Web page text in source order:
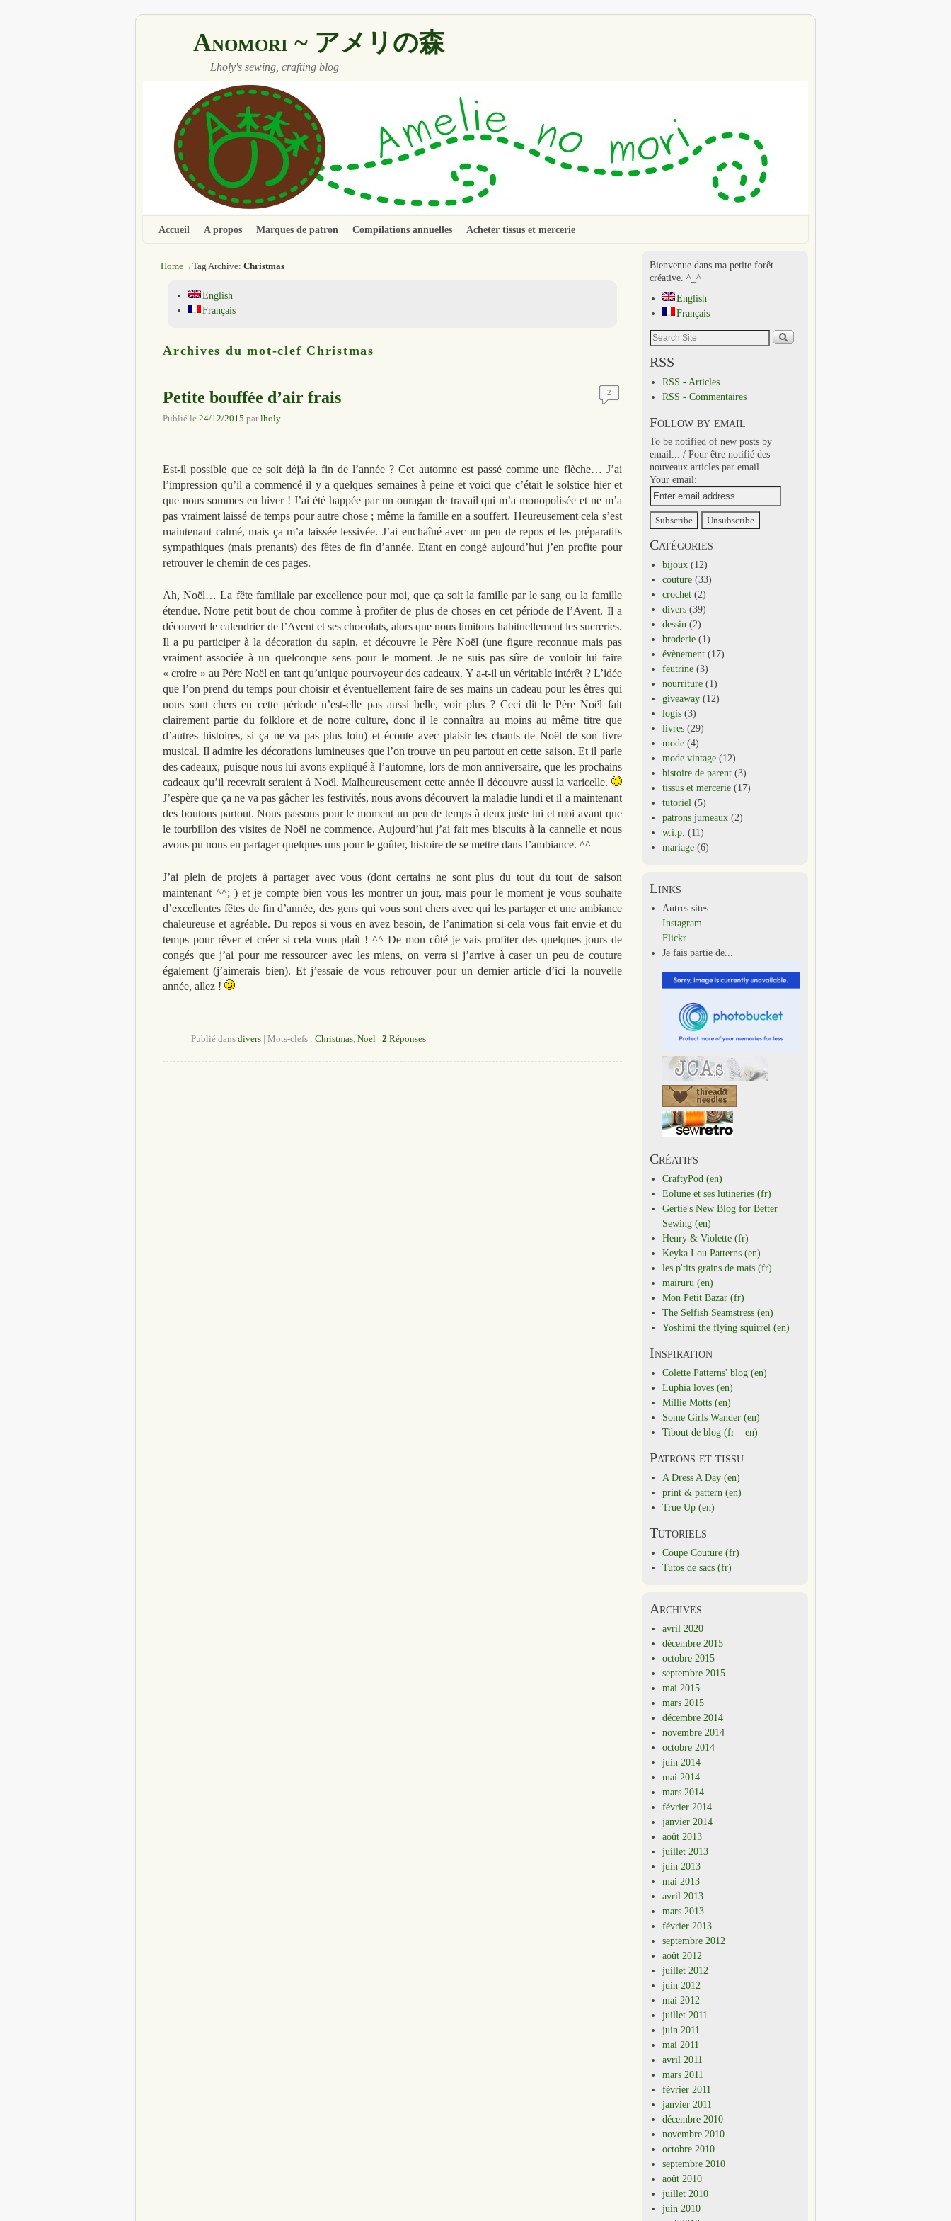
Anomori ~ アメリの森
Lholy's sewing, crafting blog
Aller au contenu principal
Aller au contenu secondaire
Accueil A propos Marques de patron Compilations annuelles Acheter tissus et mercerie
Home→Tag Archive: Christmas
English
Français
Archives du mot-clef Christmas
Petite bouffée d’air frais
Publié le24/12/2015 parlholy
2
Est-il possible que ce soit déjà la fin de l’année ? Cet automne est passé comme une flèche… J’ai
l’impression qu’il a commencé il y a quelques semaines à peine et voici que c’était le solstice hier et
que nous sommes en hiver ! J’ai été happée par un ouragan de travail qui m’a monopolisée et ne m’a
pas vraiment laissé de temps pour autre chose ; même la famille en a souffert. Heureusement cela s’est
maintenant calmé, mais ça m’a laissée lessivée. J’ai enchaîné avec un peu de repos et les préparatifs
sympathiques (mais prenants) des fêtes de fin d’année. Etant en congé aujourd’hui j’en profite pour
retrouver le chemin de ces pages.
Ah, Noël… La fête familiale par excellence pour moi, que ça soit la famille par le sang ou la famille
étendue. Notre petit bout de chou comme à profiter de plus de choses en cet période de l’Avent. Il a
découvert le calendrier de l’Avent et ses chocolats, alors que nous limitons habituellement les sucreries.
Il a pu participer à la décoration du sapin, et découvre le Père Noël (une figure reconnue mais pas
vraiment associée à un quelconque sens pour le moment. Je ne suis pas sûre de vouloir lui faire
« croire » au Père Noël en tant qu’unique pourvoyeur des cadeaux. Y a-t-il un véritable intérêt ? L’idée
que l’on prend du temps pour choisir et éventuellement faire de ses mains un cadeau pour les êtres qui
nous sont chers en cette période n’est-elle pas aussi belle, voir plus ? Ceci dit le Père Noël fait
clairement partie du folklore et de notre culture, donc il le connaîtra au moins au même titre que
d’autres histoires, si ça ne va pas plus loin) et écoute avec plaisir les chants de Noël de son livre
musical. Il admire les décorations lumineuses que l’on trouve un peu partout en cette saison. Et il parle
des cadeaux, puisque nous lui avons expliqué à l’automne, lors de mon anniversaire, que les prochains
cadeaux qu’il recevrait seraient à Noël. Malheureusement cette année il découvre aussi la varicelle.
J’espère que ça ne va pas gâcher les festivités, nous avons découvert la maladie lundi et il a maintenant
des boutons partout. Nous passons pour le moment un peu de temps à deux juste lui et moi avant que
le tourbillon des visites de Noël ne commence. Aujourd’hui j’ai fait mes biscuits à la cannelle et nous
avons pu nous en partager quelques uns pour le goûter, histoire de se mettre dans l’ambiance. ^^
J’ai plein de projets à partager avec vous (dont certains ne sont plus du tout du tout de saison
maintenant ^^; ) et je compte bien vous les montrer un jour, mais pour le moment je vous souhaite
d’excellentes fêtes de fin d’année, des gens qui vous sont chers avec qui les partager et une ambiance
chaleureuse et agréable. Du repos si vous en avez besoin, de l’animation si cela vous fait envie et du
temps pour rêver et créer si cela vous plaît ! ^^ De mon côté je vais profiter des quelques jours de
congés que j’ai pour me ressourcer avec les miens, on verra si j’arrive à caser un peu de couture
également (j’aimerais bien). Et j’essaie de vous retrouver pour un dernier article d’ici la nouvelle
année, allez !
Publié dans divers |Mots-clefs : Christmas,Noel |2 Réponses
Bienvenue dans ma petite forêt
créative. ^_^
English
Français
RSS
RSS - Articles
RSS - Commentaires
Follow by email
To be notified of new posts by
email... / Pour être notifié des
nouveaux articles par email...
Your email:
Catégories
bijoux (12)
couture (33)
crochet (2)
divers (39)
dessin (2)
broderie (1)
évènement (17)
feutrine (3)
nourriture (1)
giveaway (12)
logis (3)
livres (29)
mode (4)
mode vintage (12)
histoire de parent (3)
tissus et mercerie (17)
tutoriel (5)
patrons jumeaux (2)
w.i.p. (11)
mariage (6)
Links
Autres sites:
Instagram
Flickr
Je fais partie de...
Créatifs
CraftyPod (en)
Eolune et ses lutineries (fr)
Gertie's New Blog for Better
Sewing (en)
Henry & Violette (fr)
Keyka Lou Patterns (en)
les p'tits grains de maïs (fr)
mairuru (en)
Mon Petit Bazar (fr)
The Selfish Seamstress (en)
Yoshimi the flying squirrel (en)
Inspiration
Colette Patterns' blog (en)
Luphia loves (en)
Millie Motts (en)
Some Girls Wander (en)
Tibout de blog (fr – en)
Patrons et tissu
A Dress A Day (en)
print & pattern (en)
True Up (en)
Tutoriels
Coupe Couture (fr)
Tutos de sacs (fr)
Archives
avril 2020
décembre 2015
octobre 2015
septembre 2015
mai 2015
mars 2015
décembre 2014
novembre 2014
octobre 2014
juin 2014
mai 2014
mars 2014
février 2014
janvier 2014
août 2013
juillet 2013
juin 2013
mai 2013
avril 2013
mars 2013
février 2013
septembre 2012
août 2012
juillet 2012
juin 2012
mai 2012
juillet 2011
juin 2011
mai 2011
avril 2011
mars 2011
février 2011
janvier 2011
décembre 2010
novembre 2010
octobre 2010
septembre 2010
août 2010
juillet 2010
juin 2010